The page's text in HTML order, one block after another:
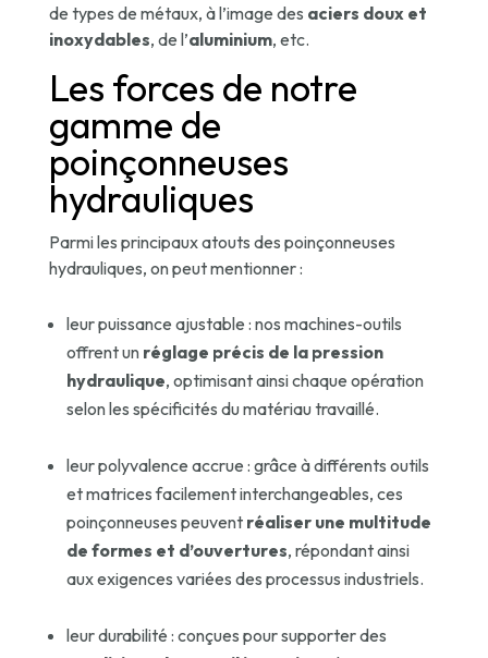
de types de métaux, à l’image des aciers doux et
inoxydables, de l’aluminium, etc.
Les forces de notre
gamme de
poinçonneuses
hydrauliques
Parmi les principaux atouts des poinçonneuses
hydrauliques, on peut mentionner :
leur puissance ajustable : nos machines-outils
offrent un réglage précis de la pression
hydraulique, optimisant ainsi chaque opération
selon les spécificités du matériau travaillé.
leur polyvalence accrue : grâce à différents outils
et matrices facilement interchangeables, ces
poinçonneuses peuvent réaliser une multitude
de formes et d’ouvertures, répondant ainsi
aux exigences variées des processus industriels.
leur durabilité : conçues pour supporter des